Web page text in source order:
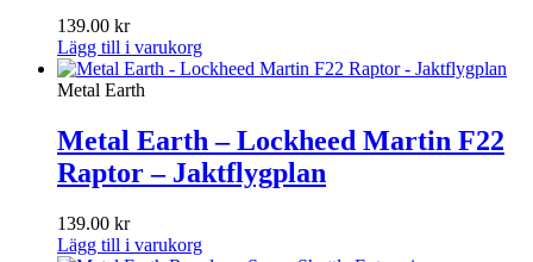
139.00 kr
Lägg till i varukorg
Metal Earth
Metal Earth – Lockheed Martin F22
Raptor – Jaktflygplan
139.00 kr
Lägg till i varukorg